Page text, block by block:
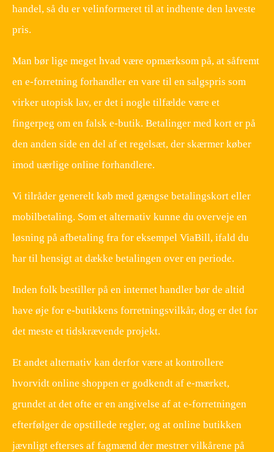
handel, så du er velinformeret til at indhente den laveste
pris.
Man bør lige meget hvad være opmærksom på, at såfremt
en e-forretning forhandler en vare til en salgspris som
virker utopisk lav, er det i nogle tilfælde være et
fingerpeg om en falsk e-butik. Betalinger med kort er på
den anden side en del af et regelsæt, der skærmer køber
imod uærlige online forhandlere.
Vi tilråder generelt køb med gængse betalingskort eller
mobilbetaling. Som et alternativ kunne du overveje en
løsning på afbetaling fra for eksempel ViaBill, ifald du
har til hensigt at dække betalingen over en periode.
Inden folk bestiller på en internet handler bør de altid
have øje for e-butikkens forretningsvilkår, dog er det for
det meste et tidskrævende projekt.
Et andet alternativ kan derfor være at kontrollere
hvorvidt online shoppen er godkendt af e-mærket,
grundet at det ofte er en angivelse af at e-forretningen
efterfølger de opstillede regler, og at online butikken
jævnligt efterses af fagmænd der mestrer vilkårene på